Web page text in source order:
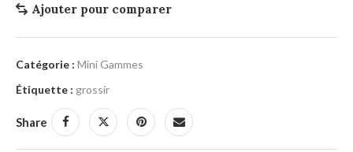
Ajouter pour comparer
Catégorie : Mini Gammes
Étiquette : grossir
Share